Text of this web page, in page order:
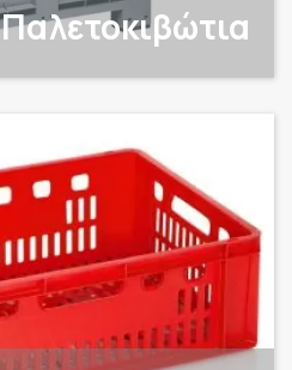
Παλετοκιβώτια